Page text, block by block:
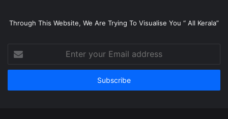
Through This Website, We Are Trying To Visualise You “ All Kerala”
your
Email